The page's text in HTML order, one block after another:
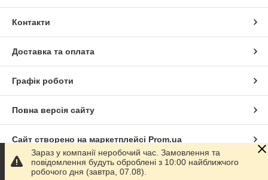
Контакти
Доставка та оплата
Графік роботи
Повна версія сайту
Сайт створено на маркетплейсі Prom.ua
Політика конфіденційності
Зараз у компанії неробочий час. Замовлення та
повідомлення будуть оброблені з 10:00 найближчого
робочого дня (завтра, 07.08).